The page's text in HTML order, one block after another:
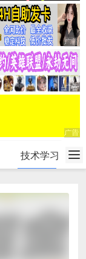
技术学习